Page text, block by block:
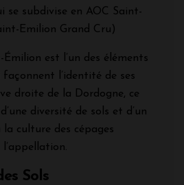
se subdivise en AOC Saint-
Emilion Grand Cru)
est l’un des éléments
l’identité de ses
droite de la Dordogne, ce
diversité de sols et d’un
culture des cépages
Sols